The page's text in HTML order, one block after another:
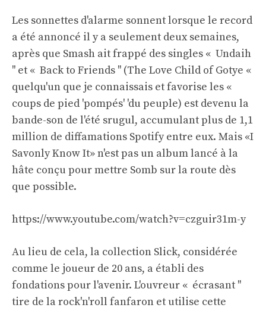
Les sonnettes d'alarme sonnent lorsque le record
a été annoncé il y a seulement deux semaines,
après que Smash ait frappé des singles « Undaih
'' et « Back to Friends '' (The Love Child of Gotye «
quelqu'un que je connaissais et favorise les «
coups de pied 'pompés' 'du peuple) est devenu la
bande-son de l'été srugul, accumulant plus de 1,1
million de diffamations Spotify entre eux. Mais «I
Savonly Know It» n'est pas un album lancé à la
hâte conçu pour mettre Somb sur la route dès
que possible.
https://www.youtube.com/watch?v=czguir31m-y
Au lieu de cela, la collection Slick, considérée
comme le joueur de 20 ans, a établi des
fondations pour l'avenir. L'ouvreur « écrasant ''
tire de la rock'n'roll fanfaron et utilise cette